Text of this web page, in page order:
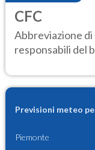
CFC
Abbreviazione
responsabili del
Previsioni meteo
Piemonte